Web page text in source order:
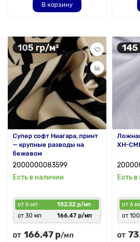
В корзину
105 гр/м²
Супер софт Ниагара, принт
— крупные разводы на
бежевом
2000000083599
Есть в наличии
от 6 мп
182.52 р/мп
от 30 мп
166.47 р/мп
от 166.47 р/мп
145
XH-
Есть
от 6
от
от